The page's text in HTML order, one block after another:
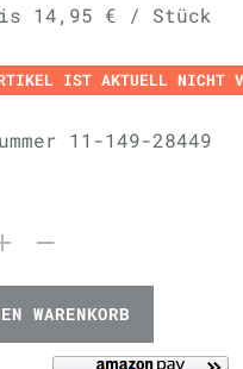
14,95 € / Stück
IST AKTUELL NICHT
11-149-28449
WARENKORB